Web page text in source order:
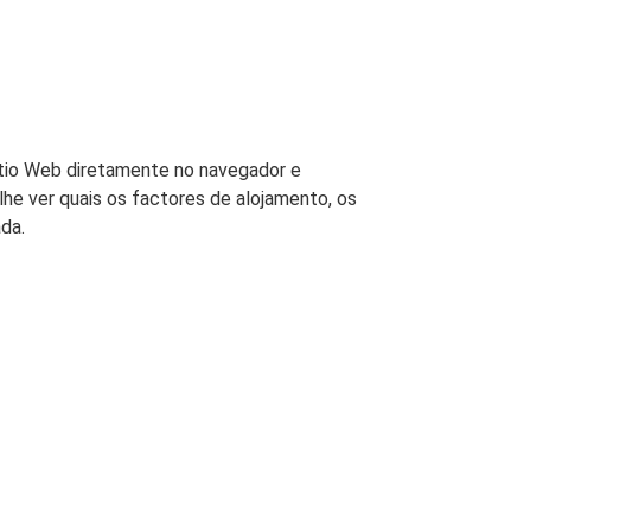
Web diretamente no navegador e
ver quais os factores de alojamento, os